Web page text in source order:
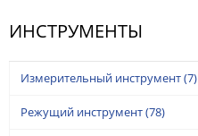
ИНСТРУМЕНТЫ
Измерительный инструмент(7)
Режущий инструмент(78)